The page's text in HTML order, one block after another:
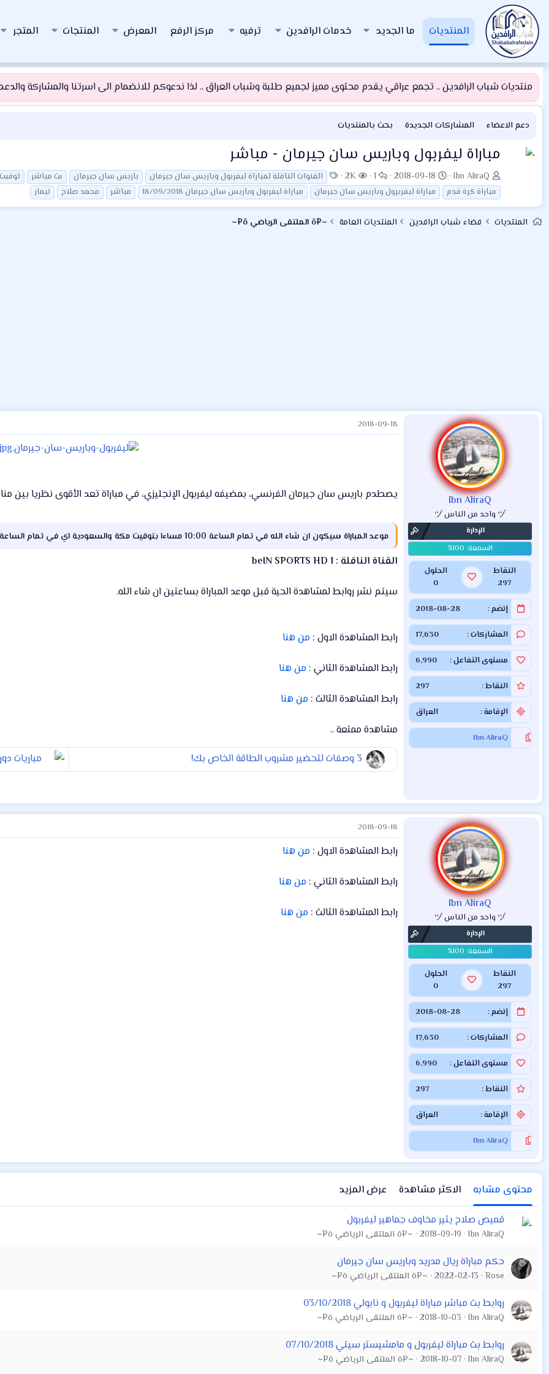
المنتديات ما الجديد خدمات الرافدين ترفيه مركز الرفع المعرض المنتجات المتجر
منتديات شباب الرافدين .. تجمع عراقي يقدم محتوى مميز لجميع طلبة وشباب العراق .. لذا ندعوكم للانضمام الى اسرتنا والمشاركة
دعم الاعضاء المشاركات الجديدة بحث بالمنتديات
مباراة ليفربول وباريس سان جيرمان - مباشر
ب
ا
د
ئ
Ibn AliraQ
ت
ا
ر
ي
خ
2018-09-18
ا
ل
ر
و
1
ا
ل
م
ش
2K
ا
ل
و
س
القنوات الناقلة لمباراة ليفربول وباريس سان جيرمان باريس سان جيرمان بث مباشر
مباراة كرة قدم
مباراة ليفربرول وباريس سان جيرمان مباراة ليفربول وباريس سان جيرمان 18/09/2018 مباشر محمد صلاح نيمار
المنتديات فضاء شباب الرافدين المنتديات العامة ~¤ô الملتقى الرياضي ô¤~
Ibn AliraQ
ヅ واحد من الناس ヅ
الإدارة
النقاط
297
الحلول
0
إنضم 2018-08-28
المشاركات 17,630
مستوى التفاعل 6,990
النقاط 297
الإقامة العراق
Ibn AliraQ
2018-09-18
يصطدم باريس سان جيرمان الفرنسي، بمضيفه ليفربول الإنجليزي، في مباراة تعد الأقوى نظريا بين منافسات
موعد المباراة سيكون ان شاء الله في تمام الساعة 10:00 مساءا بتوقيت مكة والسعودية اي في تمام الساعة 11:00 بتوقيت مصر.
القناة الناقلة : beIN SPORTS HD 1
سيتم نشر روابط لمشاهدة الحية قبل موعد المباراة بساعتين ان شاء الله.
رابط المشاهدة الاول : من هنا
رابط المشاهدة الثاني : من هنا
رابط المشاهدة الثالث : من هنا
مشاهدة ممتعة ..
3 وصفات لتحضير مشروب الطاقة الخاص بك!
مباريات دوري
Ibn AliraQ
ヅ واحد من الناس ヅ
الإدارة
النقاط
297
الحلول
0
إنضم 2018-08-28
المشاركات 17,630
مستوى التفاعل 6,990
النقاط 297
الإقامة العراق
Ibn AliraQ
2018-09-18
رابط المشاهدة الاول : من هنا
رابط المشاهدة الثاني : من هنا
رابط المشاهدة الثالث : من هنا
محتوى مشابه الاكثر مشاهدة
عرض المزيد
قميص صلاح يثير مخاوف جماهير ليفربول
Ibn AliraQ
2018-09-19 ~¤ô الملتقى الرياضي ô¤~
حكم مباراة ريال مدريد وباريس سان جيرمان
Rose
2022-02-13 ~¤ô الملتقى الرياضي ô¤~
روابط بث مباشر مباراة ليفربول و نابولي 03/10/2018
Ibn AliraQ
2018-10-03 ~¤ô الملتقى الرياضي ô¤~
روابط بث مباراة ليفربول و مامشيستر سيتي 07/10/2018
Ibn AliraQ
2018-10-07 ~¤ô الملتقى الرياضي ô¤~